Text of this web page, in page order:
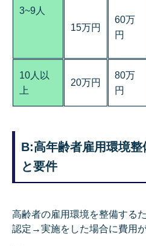
3~9人
15万円
60万
円
10人以
上
20万円
80万
円
B:高年齢者雇用環境
と要件
高齢者の雇用環境を整備する
認定→実施をした場合に費用が